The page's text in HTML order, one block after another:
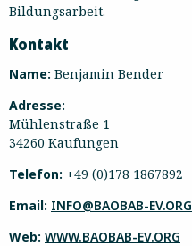
Bildungsarbeit.
Kontakt
Name: Benjamin Bender
Adresse:
Mühlenstraße 1
34260 Kaufungen
Telefon: +49 (0)178 1867892
Email: INFO@BAOBAB-EV.ORG
Web: WWW.BAOBAB-EV.ORG